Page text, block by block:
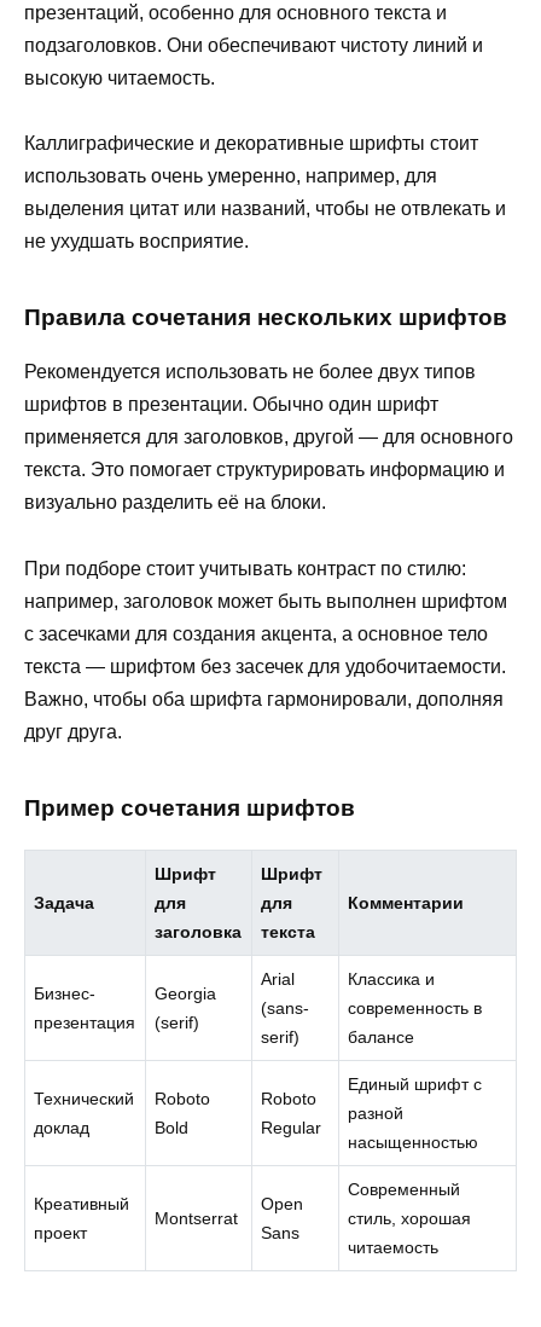
презентаций, особенно для основного текста и
подзаголовков. Они обеспечивают чистоту линий и
высокую читаемость.
Каллиграфические и декоративные шрифты стоит
использовать очень умеренно, например, для
выделения цитат или названий, чтобы не отвлекать и
не ухудшать восприятие.
Правила сочетания нескольких шрифтов
Рекомендуется использовать не более двух типов
шрифтов в презентации. Обычно один шрифт
применяется для заголовков, другой — для основного
текста. Это помогает структурировать информацию и
визуально разделить её на блоки.
При подборе стоит учитывать контраст по стилю:
например, заголовок может быть выполнен шрифтом
с засечками для создания акцента, а основное тело
текста — шрифтом без засечек для удобочитаемости.
Важно, чтобы оба шрифта гармонировали, дополняя
друг друга.
Пример сочетания шрифтов
Задача
Шрифт
для
заголовка
Шрифт
для
текста
Комментарии
Бизнес-
презентация
Georgia
(serif)
Arial
(sans-
serif)
Классика и
современность в
балансе
Технический
доклад
Roboto
Bold
Roboto
Regular
Единый шрифт с
разной
насыщенностью
Креативный
проект
Montserrat
Open
Sans
Современный
стиль, хорошая
читаемость